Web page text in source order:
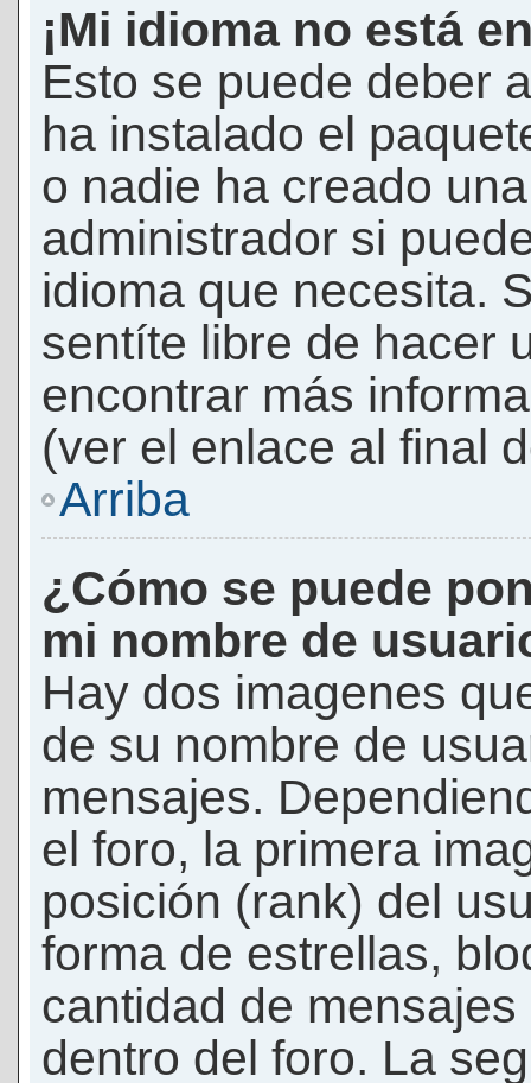
¡Mi idioma no está
Esto se puede deber
ha instalado el
o nadie ha creado
administrador si
idioma que necesita.
sentíte libre de hacer
encontrar más
(ver el enlace al final
Arriba
¿Cómo se puede
mi nombre de
Hay dos imagenes
de su nombre de
mensajes.
el foro, la primera
posición (rank) del
forma de estrellas,
cantidad de
dentro del foro. La